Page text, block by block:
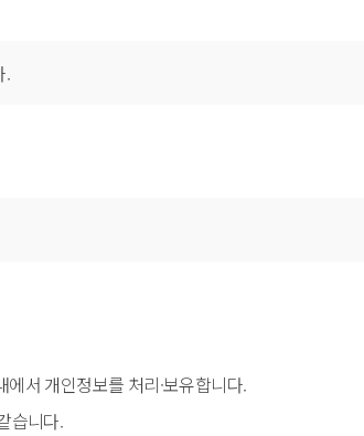
.
서 개인정보를 처리·보유합니다.
습니다.